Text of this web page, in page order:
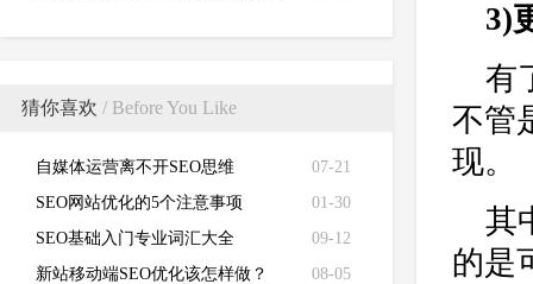
猜你喜欢 / Before You Like
07-21
自媒体运营离不开SEO思维
01-30
SEO网站优化的5个注意事项
09-12
SEO基础入门专业词汇大全
08-05
新站移动端SEO优化该怎样做？
3)
有
不管
现。
其
的是